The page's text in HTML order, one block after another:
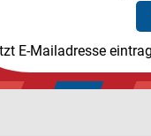
E-Mailadresse